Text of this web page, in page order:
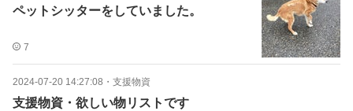
ペットシッターをしていました。
7
2024-07-20 14:27:08 ・ 支援物資
支援物資・欲しい物リストです